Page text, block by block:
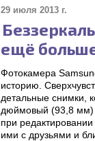
29 июля 2013 г.
ещё
Фотокамера
историю.
детальные снимки,
дюймовый (93,8 мм)
при
ими с друзьями и